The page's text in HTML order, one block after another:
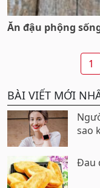
Ăn đậu phộng
bài
viết
1
BÀI VIẾT MỚI
sao
Đau